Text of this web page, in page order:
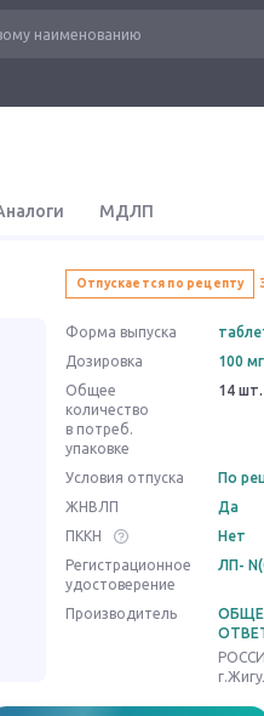
МДЛП
Отпускается по рецепту
Форма выпуска
Дозировка
100
Общее
количество
в потреб.
упаковке
14 шт.
Условия отпуска
По
ЖНВЛП
Да
ПККН
Нет
Регистрационное
удостоверение
ЛП-
Производитель